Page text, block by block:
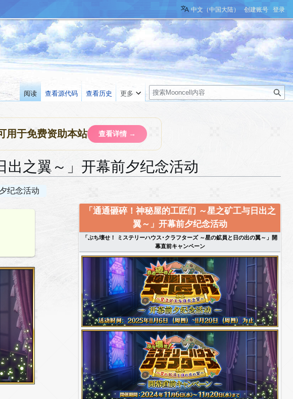
用于免费资助本站 查看详情 →
出之翼～」开幕前夕纪念活动
纪念活动
「通通砸碎！神秘屋的工匠们 ～星之矿工与日出之
翼～」开幕前夕纪念活动
「ぶち壊せ！ ミステリーハウス･クラフターズ ～星の鉱員と日の出の翼～」開
幕直前キャンペーン
中文（中国大陆） 创建账号 登录
阅读 查看源代码 查看历史 更多
搜
索